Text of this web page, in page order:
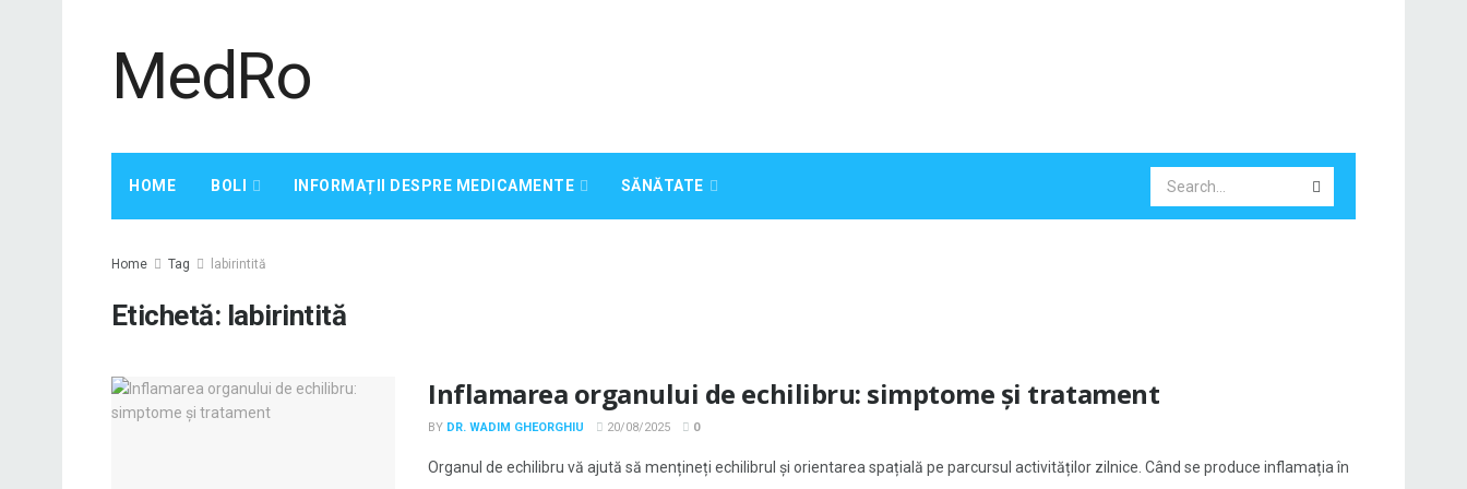
MedRo
HOME BOLI INFORMAȚII DESPRE MEDICAMENTE SĂNĂTATE
Home Tag labirintită
Etichetă: labirintită
Inflamarea organului de echilibru: simptome și tratament
BY DR. WADIM GHEORGHIU 20/08/2025 0
Organul de echilibru vă ajută să mențineți echilibrul și orientarea spațială pe parcursul activităților zilnice. Când se produce inflamația în